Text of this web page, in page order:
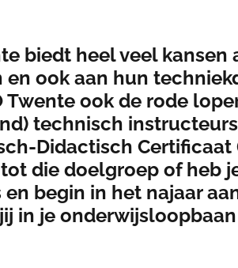
biedt heel veel kansen
ook aan hun
Twente ook de rode
technisch
Didactisch Certificaat
die doelgroep of heb
en begin in het najaar
in je